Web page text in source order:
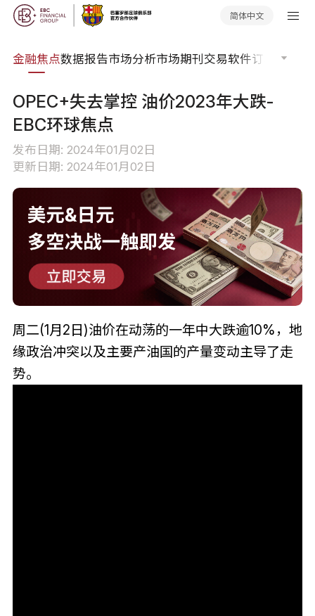
简体中文
金融焦点数据报告市场分析市场期刊交易软件订单流
OPEC+失去掌控 油价2023年大跌-
EBC环球焦点
发布日期: 2024年01月02日
更新日期: 2024年01月02日
周二(1月2日)油价在动荡的一年中大跌逾10%，地
缘政治冲突以及主要产油国的产量变动主导了走
势。